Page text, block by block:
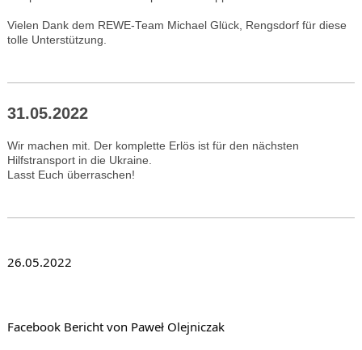
Vielen Dank dem REWE-Team Michael Glück, Rengsdorf für diese
tolle Unterstützung.
31.05.2022
Wir machen mit. Der komplette Erlös ist für den nächsten
Hilfstransport in die Ukraine.
Lasst Euch überraschen!
26.05.2022
Facebook Bericht von Paweł Olejniczak